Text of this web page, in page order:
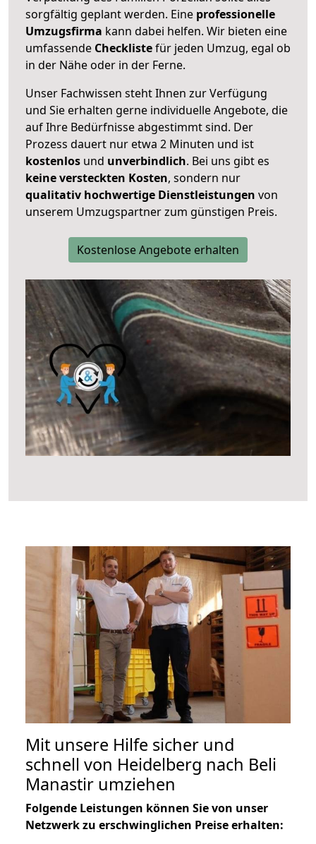
sorgfältig geplant werden. Eine professionelle
Umzugsfirma kann dabei helfen. Wir bieten eine
umfassende Checklistefür jeden Umzug, egal ob
in der Nähe oder in der Ferne.
Unser Fachwissen steht Ihnen zur Verfügung
und Sie erhalten gerne individuelle Angebote, die
auf Ihre Bedürfnisse abgestimmt sind. Der
Prozess dauert nur etwa 2 Minuten und ist
kostenlos und unverbindlich. Bei uns gibt es
keine versteckten Kosten, sondern nur
qualitativ hochwertige Dienstleistungen von
unserem Umzugspartner zum günstigen Preis.
Kostenlose Angebote erhalten
Mit unsere Hilfe sicher und
schnell von Heidelberg nach Beli
Manastir umziehen
Folgende Leistungen können Sie von unser
Netzwerk zu erschwinglichen Preise erhalten: